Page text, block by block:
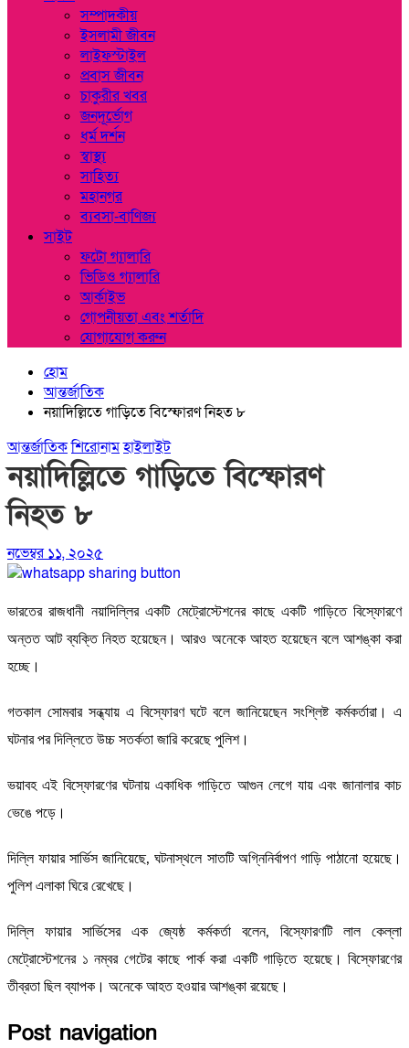
সম্পাদকীয়
ইসলামী জীবন
লাইফস্টাইল
প্রবাস জীবন
চাকুরীর খবর
জনদূর্ভোগ
ধর্ম দর্শন
স্বাস্থ্য
সাহিত্য
মহানগর
ব্যবসা-বাণিজ্য
সাইট
ফটো গ্যালারি
ভিডিও গ্যালারি
আর্কাইভ
গোপনীয়তা এবং শর্তাদি
যোগাযোগ করুন
হোম
আন্তর্জাতিক
নয়াদিল্লিতে গাড়িতে বিস্ফোরণ নিহত ৮
আন্তর্জাতিকশিরোনামহাইলাইট
নয়াদিল্লিতে গাড়িতে বিস্ফোরণ
নিহত ৮
নভেম্বর ১১, ২০২৫
ভারতের রাজধানী নয়াদিল্লির একটি মেট্রোস্টেশনের কাছে একটি গাড়িতে বিস্ফোরণে
অন্তত আট ব্যক্তি নিহত হয়েছেন। আরও অনেকে আহত হয়েছেন বলে আশঙ্কা করা
হচ্ছে।
গতকাল সোমবার সন্ধ্যায় এ বিস্ফোরণ ঘটে বলে জানিয়েছেন সংশ্লিষ্ট কর্মকর্তারা। এ
ঘটনার পর দিল্লিতে উচ্চ সতর্কতা জারি করেছে পুলিশ।
ভয়াবহ এই বিস্ফোরণের ঘটনায় একাধিক গাড়িতে আগুন লেগে যায় এবং জানালার কাচ
ভেঙে পড়ে।
দিল্লি ফায়ার সার্ভিস জানিয়েছে, ঘটনাস্থলে সাতটি অগ্নিনির্বাপণ গাড়ি পাঠানো হয়েছে।
পুলিশ এলাকা ঘিরে রেখেছে।
দিল্লি ফায়ার সার্ভিসের এক জ্যেষ্ঠ কর্মকর্তা বলেন, বিস্ফোরণটি লাল কেল্লা
মেট্রোস্টেশনের ১ নম্বর গেটের কাছে পার্ক করা একটি গাড়িতে হয়েছে। বিস্ফোরণের
তীব্রতা ছিল ব্যাপক। অনেকে আহত হওয়ার আশঙ্কা রয়েছে।
Post navigation